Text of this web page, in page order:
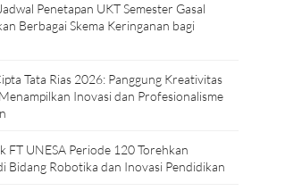
Penetapan UKT Semester Gasal
Berbagai Skema Keringanan bagi
Tata Rias 2026: Panggung Kreativitas
Inovasi dan Profesionalisme
FT UNESA Periode 120 Torehkan
Bidang Robotika dan Inovasi Pendidikan